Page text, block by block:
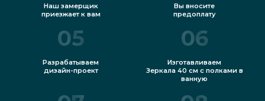
Наш замерщик
приезжает к вам
Вы вносите
предоплату
05
Разрабатываем
дизайн-проект
06
Изготавливаем
Зеркала 40 см с полками в
ванную